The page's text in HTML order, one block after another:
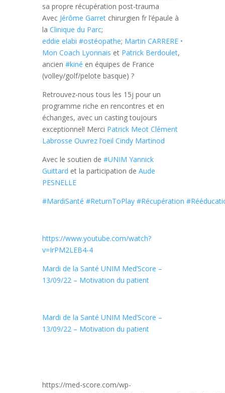
sa propre récupération post-trauma
Avec Jérôme Garret chirurgien fr l’épaule à
la Clinique du Parc;
eddie elabi #ostéopathe; Martin CARRERE •
Mon Coach Lyonnais et Patrick Berdoulet,
ancien #kiné en équipes de France
(volley/golf/pelote basque) ?
Retrouvez-nous tous les 15j pour un
programme riche en rencontres et en
échanges, avec un casting toujours
exceptionnel! Merci Patrick Meot Clément
Labrosse Ouvrez l’oeil Cindy Martinod
Avec le soutien de #UNIM Yannick
Guittard et la participation de Aude
PESNELLE
#MardiSanté #ReturnToPlay #Récupération
https://www.youtube.com/watch?
v=IrPM2LEB4-4
Mardi de la Santé UNIM Med’Score –
13/09/22 – Motivation du patient
Mardi de la Santé UNIM Med’Score –
13/09/22 – Motivation du patient
https://med-score.com/wp-